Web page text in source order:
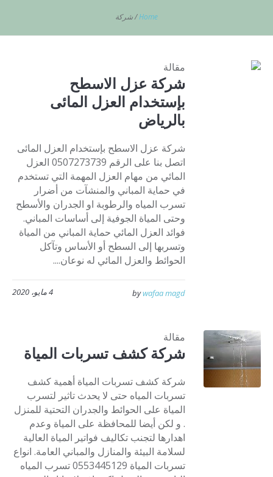
Home
/شركة
مقالة
شركة عزل الاسطح
بإستخدام العزل المائى
بالرياض
شركة عزل الاسطح بإستخدام العزل المائى
اتصل بنا على الرقم 0507273739 العزل
المائي من مهام العزل المهمة التي تستخدم
في حماية المباني والمنشآت من أضرار
تسرب المياه والرطوبة او الجدران والأسطح
وحتى المياة الجوفية إلى أساسات المباني.
فوائد العزل المائي حماية المباني من المياة
وتسربها إلى السطح أو الأساس وتآكل
الحوائط والعزل المائي له نوعان....
4 مايو، 2020 bywafaa magd
مقالة
شركة كشف تسربات المياة
شركة كشف تسربات المياة أهمية كشف
تسربات المياه حتى لا يحدث تاثير لتسرب
المياة على الحوائط والجدران التحتية للمنزل
. و لكن أيضا للمحافظة على المياة وعدم
اهدارها لتجنب تكاليف فواتير المياة العالية
لسلامة البيئة والمنازل والمباني العامة. انواع
تسربات المياة 0553445129 تسرب المياه